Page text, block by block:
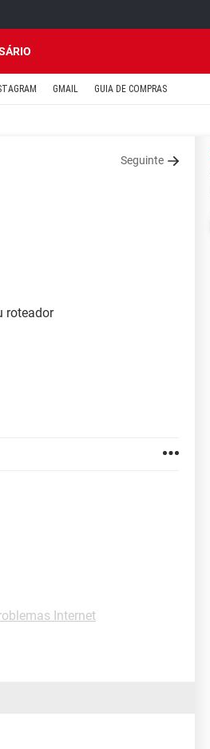
GMAIL GUIA DE COMPRAS
Seguinte
roteador
Internet